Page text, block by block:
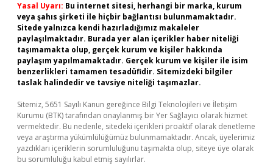
Yasal Uyarı: Bu internet sitesi, herhangi bir marka, kurum
veya şahıs şirketi ile hiçbir bağlantısı bulunmamaktadır.
Sitede yalnızca kendi hazırladığımız makaleler
paylaşılmaktadır. Burada yer alan içerikler haber niteliği
taşımamakta olup, gerçek kurum ve kişiler hakkında
paylaşım yapılmamaktadır. Gerçek kurum ve kişiler ile isim
benzerlikleri tamamen tesadüfidir. Sitemizdeki bilgiler
taslak halindedir ve tavsiye niteliği taşımazlar.
Sitemiz, 5651 Sayılı Kanun gereğince Bilgi Teknolojileri ve İletişim
Kurumu (BTK) tarafından onaylanmış bir Yer Sağlayıcı olarak hizmet
vermektedir. Bu nedenle, sitedeki içerikleri proaktif olarak denetleme
veya araştırma yükümlülüğümüz bulunmamaktadır. Ancak, üyelerimiz
yazdıkları içeriklerin sorumluluğunu taşımakta olup, siteye üye olarak
bu sorumluluğu kabul etmiş sayılırlar.